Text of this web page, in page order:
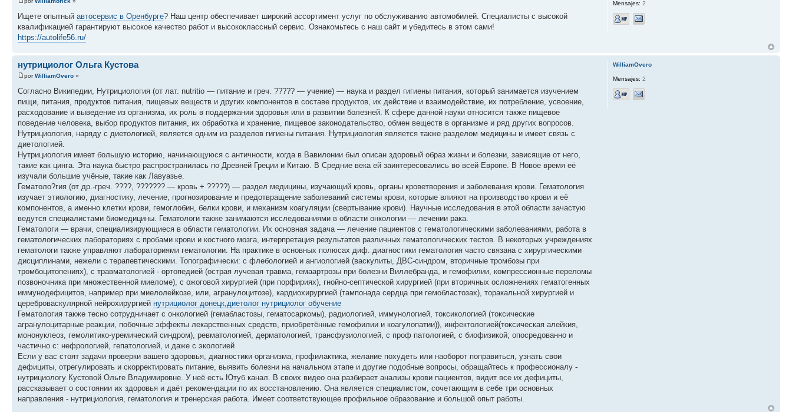
Ищете опытный автосервис в Оренбурге? Наш центр обеспечивает широкий ассортимент услуг по обслуживанию автомобилей. Специалисты с высокой
квалификацией гарантируют высокое качество работ и высококлассный сервис. Ознакомьтесь с наш сайт и убедитесь в этом сами!
https://autolife56.ru/
Mensajes: 2
нутрициолог Ольга Кустова
porWilliamOvero »
Согласно Википедии, Нутрициология (от лат. nutritio — питание и греч. ????? — учение) — наука и раздел гигиены питания, который занимается изучением
пищи, питания, продуктов питания, пищевых веществ и других компонентов в составе продуктов, их действие и взаимодействие, их потребление, усвоение,
расходование и выведение из организма, их роль в поддержании здоровья или в развитии болезней. К сфере данной науки относится также пищевое
поведение человека, выбор продуктов питания, их обработка и хранение, пищевое законодательство, обмен веществ в организме и ряд других вопросов.
Нутрициология, наряду с диетологией, является одним из разделов гигиены питания. Нутрициология является также разделом медицины и имеет связь с
диетологией.
Нутрициология имеет большую историю, начинающуюся с античности, когда в Вавилонии был описан здоровый образ жизни и болезни, зависящие от него,
такие как цинга. Эта наука быстро распространилась по Древней Греции и Китаю. В Средние века ей заинтересовались во всей Европе. В Новое время её
изучали большие учёные, такие как Лавуазье.
Гематоло?гия (от др.-греч. ????, ??????? — кровь + ?????) — раздел медицины, изучающий кровь, органы кроветворения и заболевания крови. Гематология
изучает этиологию, диагностику, лечение, прогнозирование и предотвращение заболеваний системы крови, которые влияют на производство крови и её
компонентов, а именно клетки крови, гемоглобин, белки крови, и механизм коагуляции (свертывание крови). Научные исследования в этой области зачастую
ведутся специалистами биомедицины. Гематологи также занимаются исследованиями в области онкологии — лечении рака.
Гематологи — врачи, специализирующиеся в области гематологии. Их основная задача — лечение пациентов с гематологическими заболеваниями, работа в
гематологических лабораториях с пробами крови и костного мозга, интерпретация результатов различных гематологических тестов. В некоторых учреждениях
гематологи также управляют лабораториями гематологии. На практике в основных полюсах диф. диагностики гематология часто связана с хирургическими
дисциплинами, нежели с терапевтическими. Топографически: с флебологией и ангиологией (васкулиты, ДВС-синдром, вторичные тромбозы при
тромбоцитопениях), с травматологией - ортопедией (острая лучевая травма, гемаартрозы при болезни Виллебранда, и гемофилии, компрессионные переломы
позвоночника при множественной миеломе), с ожоговой хирургией (при порфириях), гнойно-септической хирургией (при вторичных осложнениях гематогенных
иммунодефицитов, например при миелолейкозе, или, агранулоцитозе), кардиохирургией (тампонада сердца при гемобластозах), торакальной хирургией и
цереброваскулярной нейрохирургией нутрициолог донецк,диетолог нутрициолог обучение
Гематология также тесно сотрудничает с онкологией (гемабластозы, гематосаркомы), радиологией, иммунологией, токсикологией (токсические
агранулоцитарные реакции, побочные эффекты лекарственных средств, приобретённые гемофилии и коагулопатии)), инфектологией(токсическая алейкия,
мононуклеоз, гемолитико-уремический синдром), ревматологией, дерматологией, трансфузиологией, с проф патологией, с биофизикой; опосредованно и
частично с: нефрологией, гепатологией, и даже с экологией
Если у вас стоят задачи проверки вашего здоровья, диагностики организма, профилактика, желание похудеть или наоборот поправиться, узнать свои
дефициты, отрегулировать и скорректировать питание, выявить болезни на начальном этапе и другие подобные вопросы, обращайтесь к профессионалу -
нутрициологу Кустовой Ольге Владимировне. У неё есть Ютуб канал. В своих видео она разбирает анализы крови пациентов, видит все их дефициты,
рассказывает о состоянии их здоровья и даёт рекомендации по их восстановлению. Она является специалистом, сочетающим в себе три основных
направления - нутрициология, гематология и тренерская работа. Имеет соответствующее профильное образование и большой опыт работы.
WilliamOvero
Mensajes: 2